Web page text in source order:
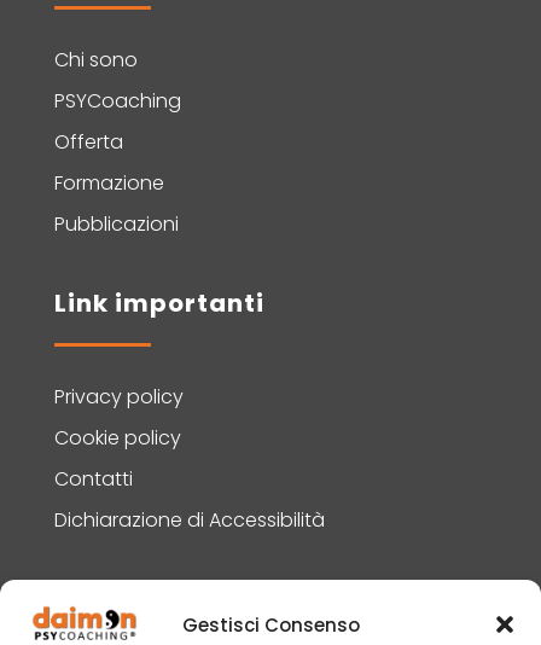
Gestisci Consenso
Chi sono
PSYCoaching
Offerta
Formazione
Pubblicazioni
Link importanti
Privacy policy
Cookie policy
Contatti
Dichiarazione di Accessibilità
Contatti